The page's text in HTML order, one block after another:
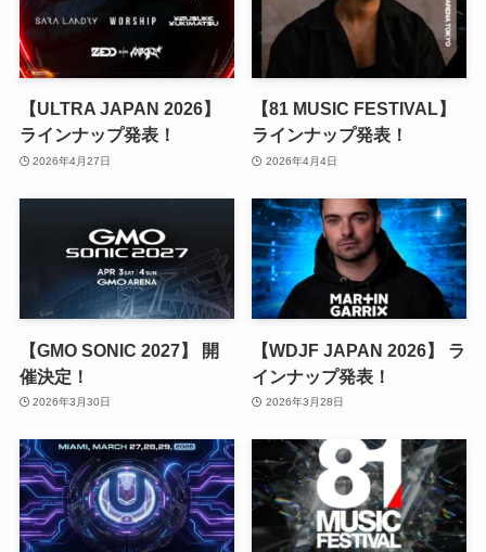
【ULTRA JAPAN 2026】
ラインナップ発表！
2026年4月27日
【81 MUSIC FESTIVAL】
ラインナップ発表！
2026年4月4日
【GMO SONIC 2027】 開
催決定！
2026年3月30日
【WDJF JAPAN 2026】 ラ
インナップ発表！
2026年3月28日